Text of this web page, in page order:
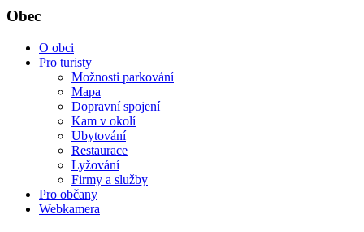
Obec
O obci
Pro turisty
Možnosti parkování
Mapa
Dopravní spojení
Kam v okolí
Ubytování
Restaurace
Lyžování
Firmy a služby
Pro občany
Webkamera